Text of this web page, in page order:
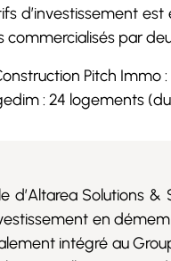
d’investissement
par
Pitch Immo
: 24 logements
d’Altarea Solutions
en
intégré au